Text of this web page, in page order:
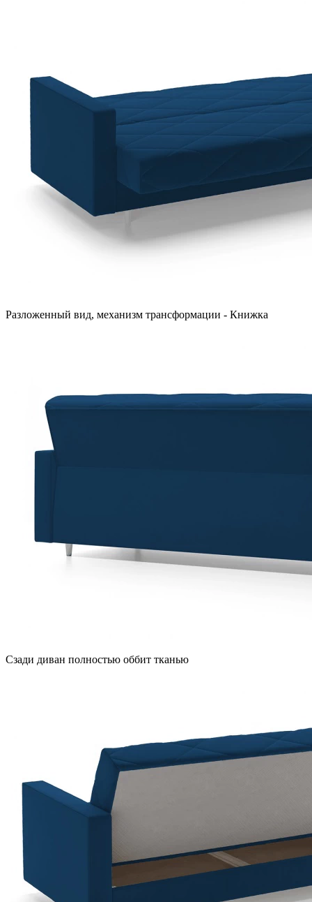
Разложенный вид, механизм трансформации - Книжка
Сзади диван полностью оббит тканью